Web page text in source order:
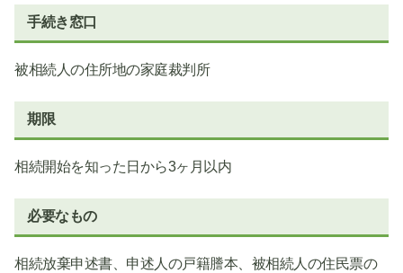
手続き窓口
被相続人の住所地の家庭裁判所
期限
相続開始を知った日から3ヶ月以内
必要なもの
相続放棄申述書、申述人の戸籍謄本、被相続人の住民票の